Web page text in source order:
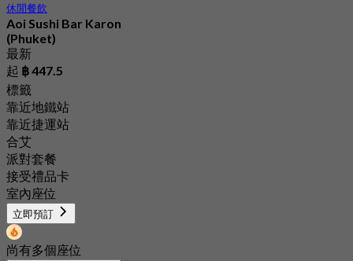
休閒餐飲
Aoi Sushi Bar Karon
(Phuket)
最新
起 ฿ 447.5
標籤
靠近地鐵站
靠近捷運站
合艾
派對套餐
接受禮品卡
室內座位
立即預訂
尚有多個座位